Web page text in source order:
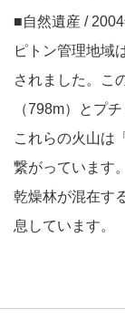
■自然遺産 /
ピトン管理地域
されました。こ
（798m）とプ
これらの火山は
繋がっています
乾燥林が混在す
息しています。